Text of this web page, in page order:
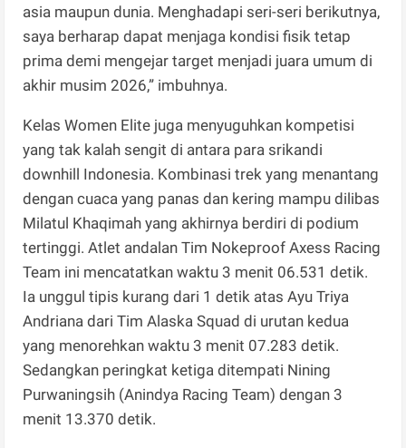
asia maupun dunia. Menghadapi seri-seri berikutnya,
saya berharap dapat menjaga kondisi fisik tetap
prima demi mengejar target menjadi juara umum di
akhir musim 2026,” imbuhnya.
Kelas Women Elite juga menyuguhkan kompetisi
yang tak kalah sengit di antara para srikandi
downhill Indonesia. Kombinasi trek yang menantang
dengan cuaca yang panas dan kering mampu dilibas
Milatul Khaqimah yang akhirnya berdiri di podium
tertinggi. Atlet andalan Tim Nokeproof Axess Racing
Team ini mencatatkan waktu 3 menit 06.531 detik.
Ia unggul tipis kurang dari 1 detik atas Ayu Triya
Andriana dari Tim Alaska Squad di urutan kedua
yang menorehkan waktu 3 menit 07.283 detik.
Sedangkan peringkat ketiga ditempati Nining
Purwaningsih (Anindya Racing Team) dengan 3
menit 13.370 detik.